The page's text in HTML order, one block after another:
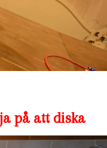
på att diska